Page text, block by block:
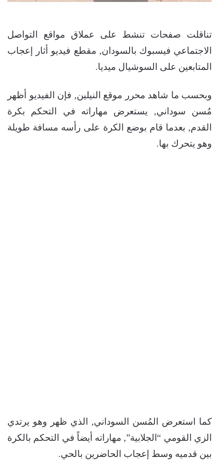
تناقلت صفحات تنشط على عملاق مواقع التواصل
الاجتماعي فيسبوك بالسودان, مقطع فيديو أثار إعجاب
المتابعين على السوشيال ميديا.
وبحسب ما شاهد محرر موقع النيلين, فإن الفيديو أظهر
مُسن سوداني, يستعرض مهاراته في التحكم بكرة
القدم, بعدما قام بوضع الكرة على رأسه مسافة طويلة
وهو يتحرك بها.
كما استعرض المُسن السوداني, الذي ظهر وهو يرتدي
الزي القومي “الجلابية”, مهاراته أيضاً في التحكم بالكرة
بين قدميه وسط إعجاب الحاضرين بالحي.